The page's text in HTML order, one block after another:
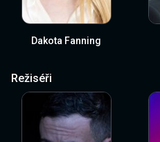
Dakota Fanning
Režiséři